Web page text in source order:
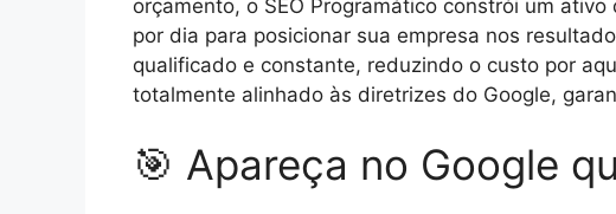
orçamento, o SEO Programático constrói um
por dia para posicionar sua empresa nos
qualificado e constante, reduzindo o custo por
totalmente alinhado às diretrizes do Google,
🎯 Apareça no Google